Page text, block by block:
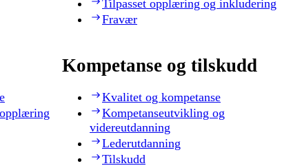
Tilpasset opplæring og inkludering
Fravær
Kompetanse og tilskudd
Kvalitet og kompetanse
Kompetanseutvikling og
videreutdanning
Lederutdanning
Tilskudd